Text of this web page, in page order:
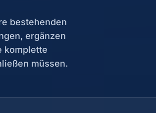
bestehenden
ergänzen
komplette
müssen.